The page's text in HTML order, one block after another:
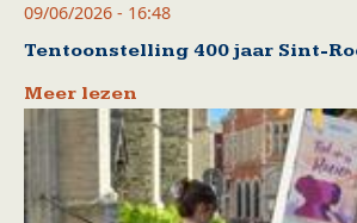
09/06/2026 - 16:48
Tentoonstelling 400 jaar Sint-
Meer lezen